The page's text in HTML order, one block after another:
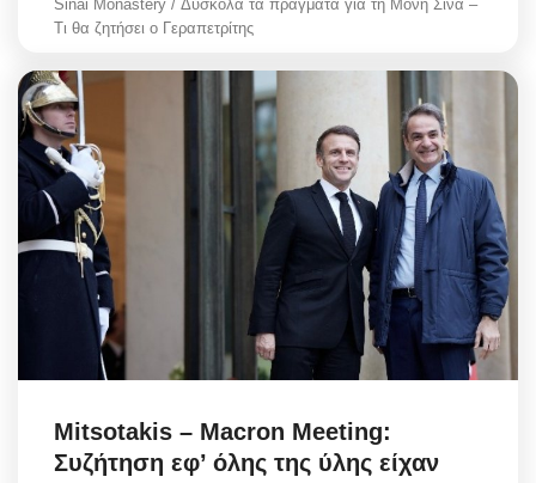
Sinai Monastery / Δύσκολα τα πράγματα για τη Μονή Σινά –
Τι θα ζητήσει ο Γεραπετρίτης
Mitsotakis – Macron Meeting:
Συζήτηση εφ’ όλης της ύλης είχαν